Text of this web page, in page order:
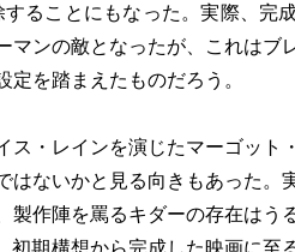
ることにもなった。実際、完
ンの敵となったが、これはブ
を踏まえたものだろう。
・レインを演じたマーゴット
ないかと見る向きもあった。
作陣を罵るキダーの存在はう